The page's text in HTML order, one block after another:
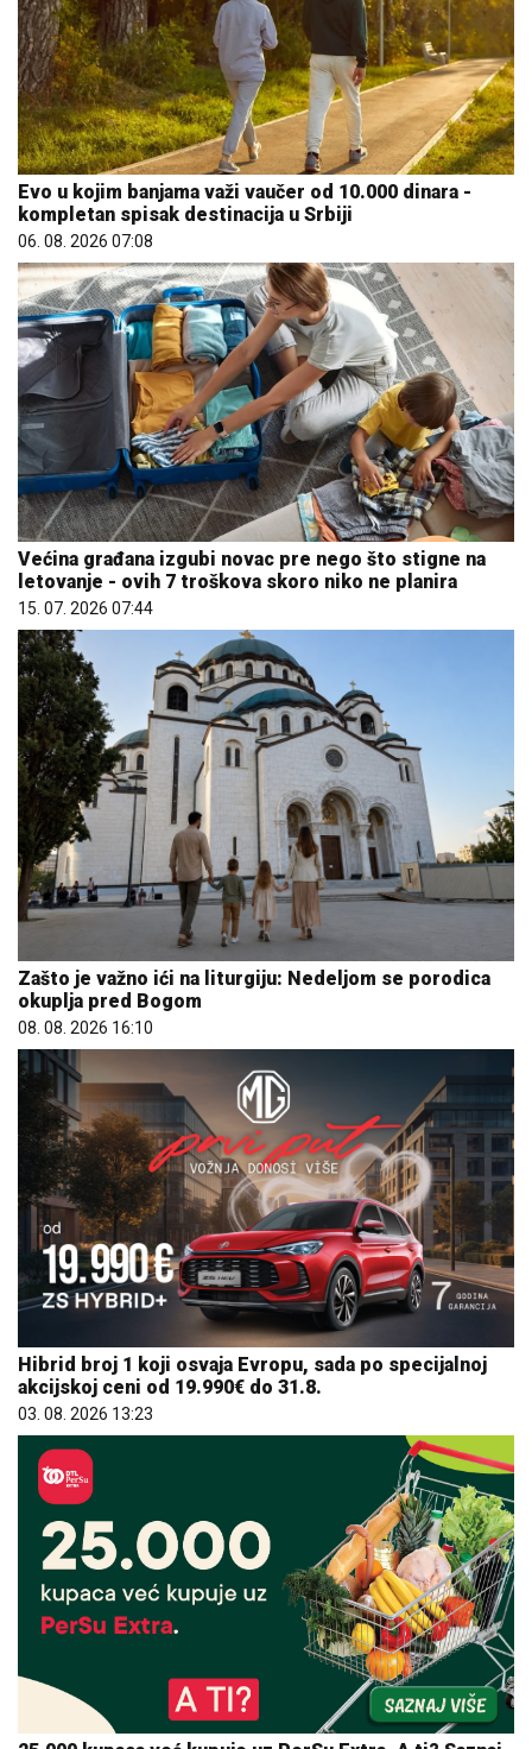
Evo u kojim banjama važi vaučer od 10.000 dinara -
kompletan spisak destinacija u Srbiji
06. 08. 2026 07:08
Većina građana izgubi novac pre nego što stigne na
letovanje - ovih 7 troškova skoro niko ne planira
15. 07. 2026 07:44
Zašto je važno ići na liturgiju: Nedeljom se porodica
okuplja pred Bogom
08. 08. 2026 16:10
Hibrid broj 1 koji osvaja Evropu, sada po specijalnoj
akcijskoj ceni od 19.990€ do 31.8.
03. 08. 2026 13:23